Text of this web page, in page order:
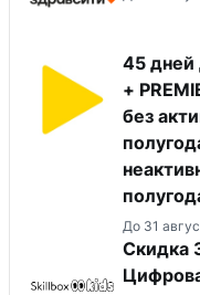
45 дней
+
без
До 31
Скидка